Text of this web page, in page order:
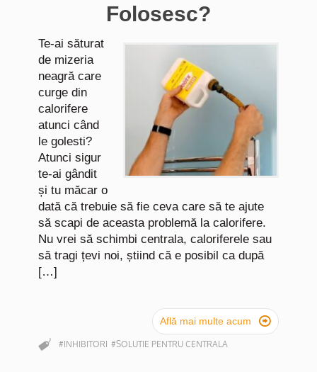
Folosesc?
Te-ai săturat
de mizeria
neagră care
curge din
calorifere
atunci când
le golesti?
Atunci sigur
te-ai gândit
și tu măcar o
dată că trebuie să fie ceva care să te ajute
să scapi de aceasta problemă la calorifere.
Nu vrei să schimbi centrala, caloriferele sau
să tragi țevi noi, știind că e posibil ca după
[…]
Află mai multe acum 
#INHIBITORI #SOLUTIE PENTRU CENTRALA